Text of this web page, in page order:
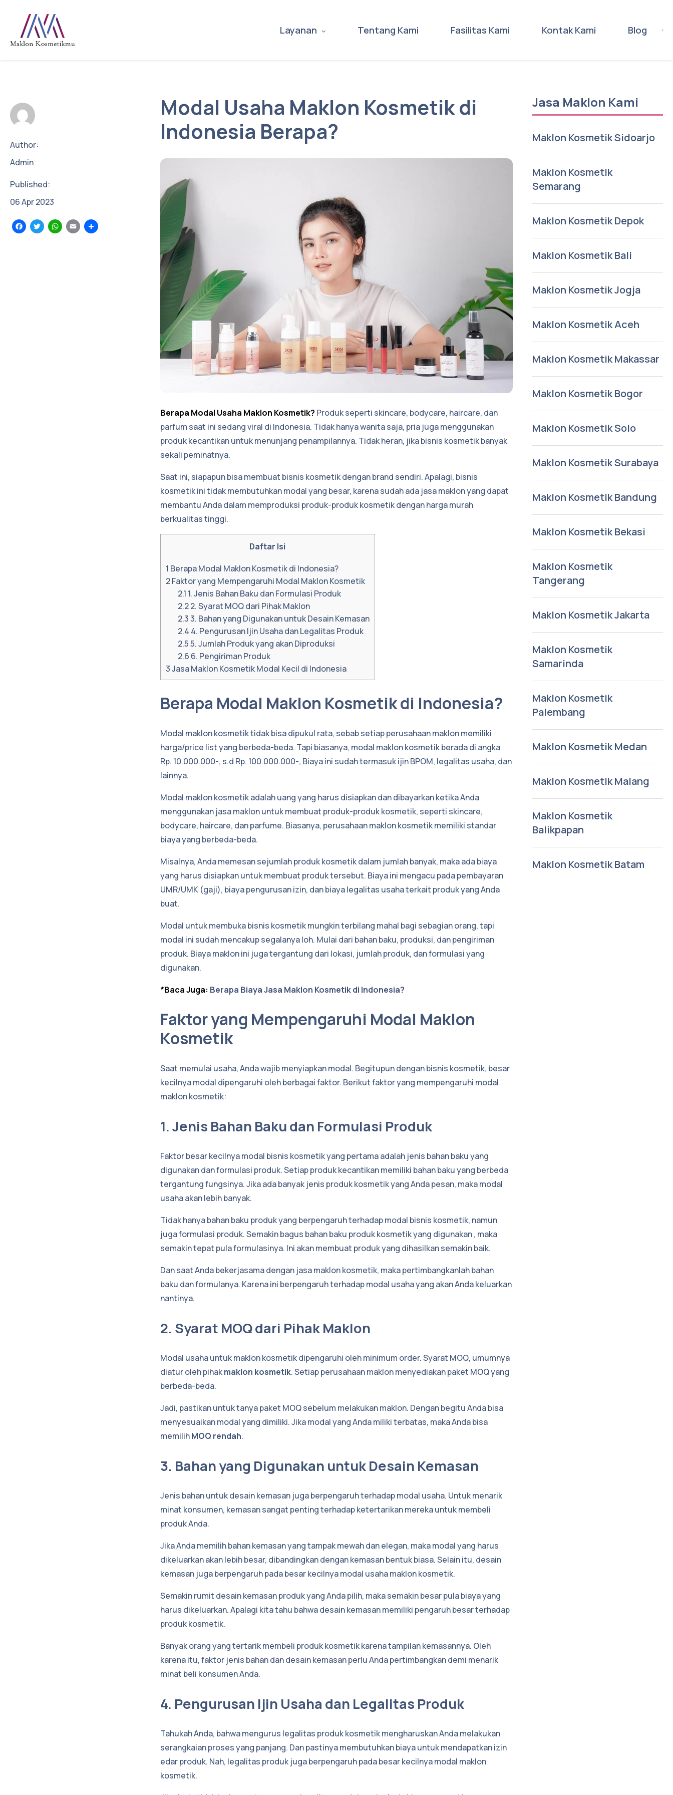
Layanan Tentang Kami Fasilitas Kami Kontak Kami Blog
Author:
Admin
Published:
06Apr2023
Facebook
TwitterWhatsApp
Email
Modal Usaha Maklon Kosmetik di
Indonesia Berapa?
Berapa Modal Usaha Maklon Kosmetik? Produk seperti skincare, bodycare, haircare, dan
parfum saat ini sedang viral di Indonesia. Tidak hanya wanita saja, pria juga menggunakan
produk kecantikan untuk menunjang penampilannya. Tidak heran, jika bisnis kosmetik banyak
sekali peminatnya.
Saat ini, siapapun bisa membuat bisnis kosmetik dengan brand sendiri. Apalagi, bisnis
kosmetik ini tidak membutuhkan modal yang besar, karena sudah ada jasa maklon yang dapat
membantu Anda dalam memproduksi produk-produk kosmetik dengan harga murah
berkualitas tinggi.
Daftar Isi
1 Berapa Modal Maklon Kosmetik di Indonesia?
2Faktor yang Mempengaruhi Modal Maklon Kosmetik
2.1 1. Jenis Bahan Baku dan Formulasi Produk
2.22. Syarat MOQ dari Pihak Maklon
2.33. Bahan yang Digunakan untuk Desain Kemasan
2.4 4. Pengurusan Ijin Usaha dan Legalitas Produk
2.55. Jumlah Produk yang akan Diproduksi
2.6 6. Pengiriman Produk
3Jasa Maklon Kosmetik Modal Kecil di Indonesia
Berapa Modal Maklon Kosmetik di Indonesia?
Modal maklon kosmetik tidak bisa dipukul rata, sebab setiap perusahaan maklon memiliki
harga/price list yang berbeda-beda. Tapi biasanya, modal maklon kosmetik berada di angka
Rp. 10.000.000-, s.d Rp. 100.000.000-, Biaya ini sudah termasuk ijin BPOM, legalitas usaha, dan
lainnya.
Modal maklon kosmetik adalah uang yang harus disiapkan dan dibayarkan ketika Anda
menggunakan jasa maklon untuk membuat produk-produk kosmetik, seperti skincare,
bodycare, haircare, dan parfume. Biasanya, perusahaan maklon kosmetik memiliki standar
biaya yang berbeda-beda.
Misalnya, Anda memesan sejumlah produk kosmetik dalam jumlah banyak, maka ada biaya
yang harus disiapkan untuk membuat produk tersebut. Biaya ini mengacu pada pembayaran
UMR/UMK (gaji), biaya pengurusan izin, dan biaya legalitas usaha terkait produk yang Anda
buat.
Modal untuk membuka bisnis kosmetik mungkin terbilang mahal bagi sebagian orang, tapi
modal ini sudah mencakup segalanya loh. Mulai dari bahan baku, produksi, dan pengiriman
produk. Biaya maklon ini juga tergantung dari lokasi, jumlah produk, dan formulasi yang
digunakan.
*Baca Juga: Berapa Biaya Jasa Maklon Kosmetik di Indonesia?
Faktor yang Mempengaruhi Modal Maklon
Kosmetik
Saat memulai usaha, Anda wajib menyiapkan modal. Begitupun dengan bisnis kosmetik, besar
kecilnya modal dipengaruhi oleh berbagai faktor. Berikut faktor yang mempengaruhi modal
maklon kosmetik:
1. Jenis Bahan Baku dan Formulasi Produk
Faktor besar kecilnya modal bisnis kosmetik yang pertama adalah jenis bahan baku yang
digunakan dan formulasi produk. Setiap produk kecantikan memiliki bahan baku yang berbeda
tergantung fungsinya. Jika ada banyak jenis produk kosmetik yang Anda pesan, maka modal
usaha akan lebih banyak.
Tidak hanya bahan baku produk yang berpengaruh terhadap modal bisnis kosmetik, namun
juga formulasi produk. Semakin bagus bahan baku produk kosmetik yang digunakan , maka
semakin tepat pula formulasinya. Ini akan membuat produk yang dihasilkan semakin baik.
Dan saat Anda bekerjasama dengan jasa maklon kosmetik, maka pertimbangkanlah bahan
baku dan formulanya. Karena ini berpengaruh terhadap modal usaha yang akan Anda keluarkan
nantinya.
2. Syarat MOQ dari Pihak Maklon
Modal usaha untuk maklon kosmetik dipengaruhi oleh minimum order. Syarat MOQ, umumnya
diatur oleh pihakmaklon kosmetik. Setiap perusahaan maklon menyediakan paket MOQ yang
berbeda-beda.
Jadi, pastikan untuk tanya paket MOQ sebelum melakukan maklon. Dengan begitu Anda bisa
menyesuaikan modal yang dimiliki. Jika modal yang Anda miliki terbatas, maka Anda bisa
memilihMOQ rendah.
3. Bahan yang Digunakan untuk Desain Kemasan
Jenis bahan untuk desain kemasan juga berpengaruh terhadap modal usaha. Untuk menarik
minat konsumen, kemasan sangat penting terhadap ketertarikan mereka untuk membeli
produk Anda.
Jika Anda memilih bahan kemasan yang tampak mewah dan elegan, maka modal yang harus
dikeluarkan akan lebih besar, dibandingkan dengan kemasan bentuk biasa. Selain itu, desain
kemasan juga berpengaruh pada besar kecilnya modal usaha maklon kosmetik.
Semakin rumit desain kemasan produk yang Anda pilih, maka semakin besar pula biaya yang
harus dikeluarkan. Apalagi kita tahu bahwa desain kemasan memiliki pengaruh besar terhadap
produk kosmetik.
Banyak orang yang tertarik membeli produk kosmetik karena tampilan kemasannya. Oleh
karena itu, faktor jenis bahan dan desain kemasan perlu Anda pertimbangkan demi menarik
minat beli konsumen Anda.
4. Pengurusan Ijin Usaha dan Legalitas Produk
Tahukah Anda, bahwa mengurus legalitas produk kosmetik mengharuskan Anda melakukan
serangkaian proses yang panjang. Dan pastinya membutuhkan biaya untuk mendapatkan izin
edar produk. Nah, legalitas produk juga berpengaruh pada besar kecilnya modal maklon
kosmetik.
Jasa Maklon Kami
Maklon Kosmetik Sidoarjo
Maklon Kosmetik
Semarang
Maklon Kosmetik Depok
Maklon Kosmetik Bali
Maklon Kosmetik Jogja
Maklon Kosmetik Aceh
Maklon Kosmetik Makassar
Maklon Kosmetik Bogor
Maklon Kosmetik Solo
Maklon Kosmetik Surabaya
Maklon Kosmetik Bandung
Maklon Kosmetik Bekasi
Maklon Kosmetik
Tangerang
Maklon Kosmetik Jakarta
Maklon Kosmetik
Samarinda
Maklon Kosmetik
Palembang
Maklon Kosmetik Medan
Maklon Kosmetik Malang
Maklon Kosmetik
Balikpapan
Maklon Kosmetik Batam